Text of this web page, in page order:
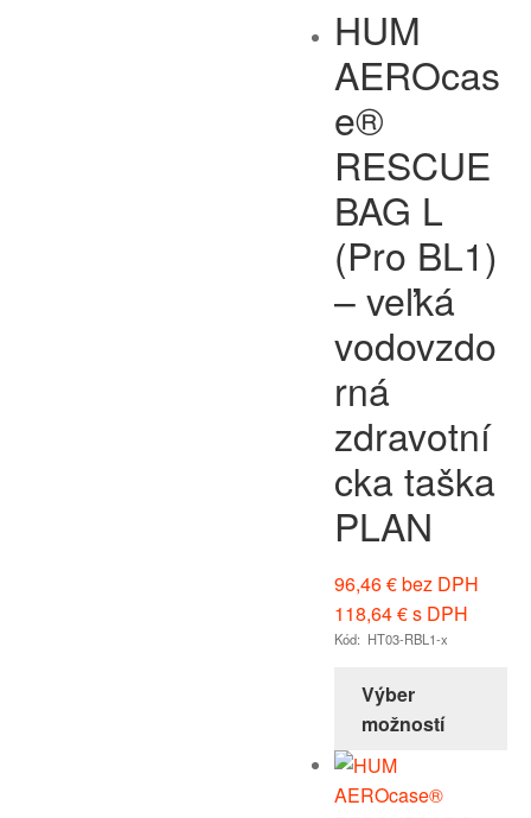
HUM
AEROcas
e®
RESCUE
BAG L
(Pro BL1)
– veľká
vodovzdo
rná
zdravotní
cka taška
PLAN
96,46€bez DPH
118,64€s DPH
Kód: HT03-RBL1-x
Výber
možností